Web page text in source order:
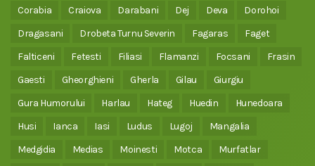
Corabia
Craiova Darabani Dej Deva
Dorohoi
Dragasani
Drobeta Turnu Severin Fagaras
Faget
Falticeni
Fetesti Filiasi Flamanzi Focsani
Frasin
Gaesti
Gheorghieni Gherla Gilau
Giurgiu
Gura Humorului
Harlau Hateg Huedin
Hunedoara
Husi
Ianca Iasi Ludus Lugoj
Mangalia
Medgidia
Medias Moinesti Motca
Murfatlar